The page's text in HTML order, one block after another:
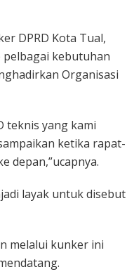
DPRD Kota Tual,
kebutuhan
Organisasi
teknis yang kami
ketika rapat-
depan,”ucapnya.
layak untuk disebut
melalui kunker ini